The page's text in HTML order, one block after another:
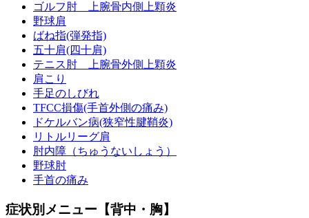
ゴルフ肘 上腕骨内側上顆炎
野球肩
ばね指(弾発指)
五十肩(四十肩)
テニス肘 上腕骨外側上顆炎
肩こり
手足のしびれ
TFCC損傷(手首外側の痛み)
ドケルバン病(狭窄性腱鞘炎)
リトルリーグ肩
肘内障（ちゅうないしょう）
野球肘
手首の痛み
症状別メニュー【背中・胸】